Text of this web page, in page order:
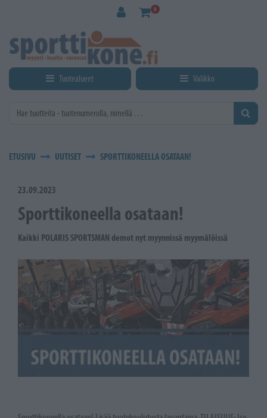
0
Tuotealueet Valikko
ETUSIVU UUTISET SPORTTIKONEELLA OSATAAN!
23.09.2023
Sporttikoneella osataan!
Kaikki POLARIS SPORTSMAN demot nyt myynnissä myymälöissä